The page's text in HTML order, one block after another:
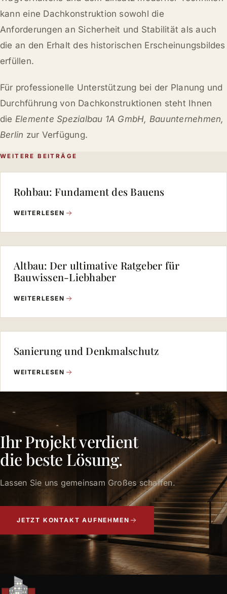
kann eine Dachkonstruktion sowohl die
Anforderungen an Sicherheit und Stabilität als auch
die an den Erhalt des historischen Erscheinungsbildes
erfüllen.
Für professionelle Unterstützung bei der Planung und
Durchführung von Dachkonstruktionen steht Ihnen
die Elemente Spezialbau 1A GmbH, Bauunternehmen,
Berlin zur Verfügung.
WEITERE BEITRÄGE
Rohbau: Fundament des Bauens
WEITERLESEN
Altbau: Der ultimative Ratgeber für
Bauwissen-Liebhaber
WEITERLESEN
Sanierung und Denkmalschutz
WEITERLESEN
Ihr Projekt verdient
die beste Lösung.
Lassen Sie uns gemeinsam Großes schaffen.
JETZT KONTAKT AUFNEHMEN